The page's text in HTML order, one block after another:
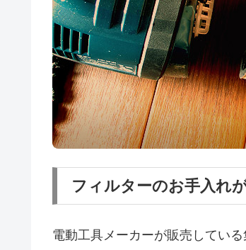
フィルターのお手入れ
電動工具メーカーが販売してい